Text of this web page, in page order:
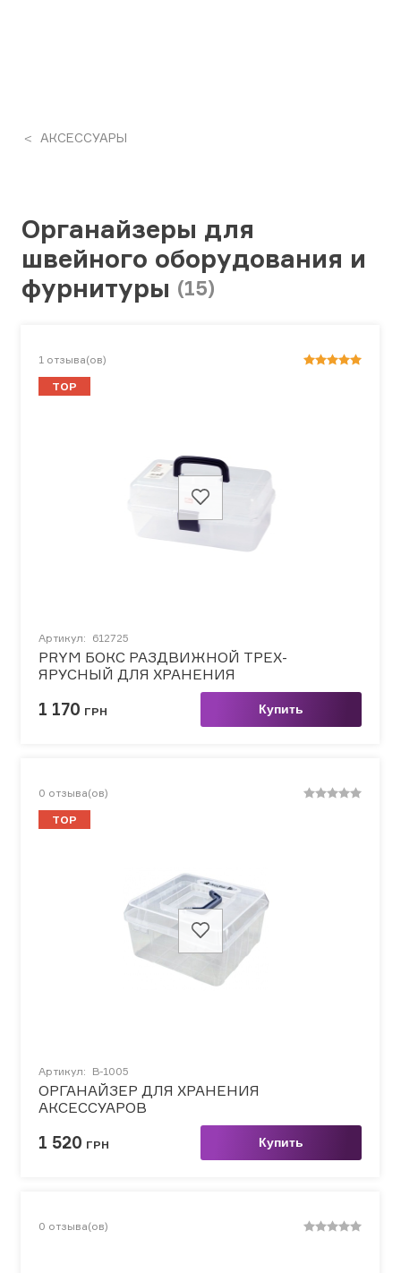
АКСЕССУАРЫ
Органайзеры для
швейного оборудования и
фурнитуры (15)
1 отзыва(ов)
TOP
Артикул: 612725
PRYM БОКС РАЗДВИЖНОЙ ТРЕХ-
ЯРУСНЫЙ ДЛЯ ХРАНЕНИЯ
ПРИНАДЛЕЖНОСТЕЙ
1 170 ГРН Купить
0 отзыва(ов)
TOP
Артикул: B-1005
ОРГАНАЙЗЕР ДЛЯ ХРАНЕНИЯ
АКСЕССУАРОВ
1 520 ГРН Купить
0 отзыва(ов)